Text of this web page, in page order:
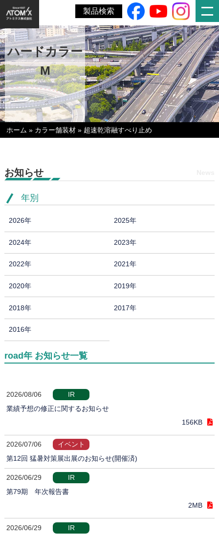
製品検索
ハードカラー
M
ホーム » カラー舗装材 » 超速乾溶融すべり止め
お知らせ
年別
2026年 2025年
2024年 2023年
2022年 2021年
2020年 2019年
2018年 2017年
2016年
road年 お知らせ一覧
2026/08/06
IR
業績予想の修正に関するお知らせ
156KB
2026/07/06
イベント
第12回 猛暑対策展出展のお知らせ(開催済)
2026/06/29
IR
第79期 年次報告書
2MB
2026/06/29
IR